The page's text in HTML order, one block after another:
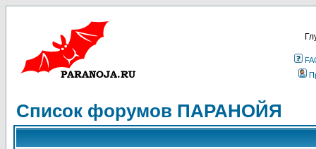
Список форумов ПАРАНОЙЯ